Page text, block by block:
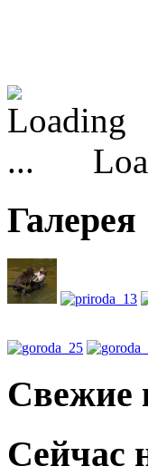
Галерея
Свежие
Сейчас